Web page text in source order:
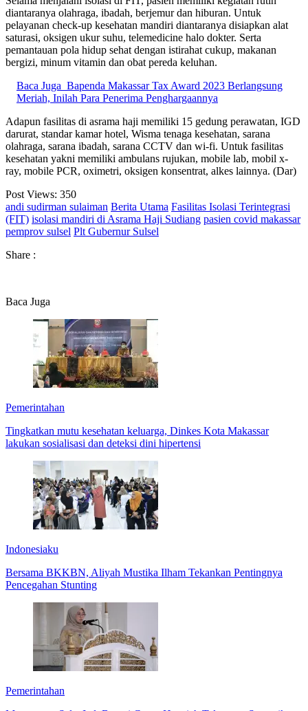
diantaranya olahraga, ibadah, berjemur dan hiburan. Untuk
pelayanan check-up kesehatan mandiri diantaranya disiapkan alat
saturasi, oksigen ukur suhu, telemedicine halo dokter. Serta
pemantauan pola hidup sehat dengan istirahat cukup, makanan
bergizi, minum vitamin dan obat pereda keluhan.
Baca Juga Bapenda Makassar Tax Award 2023 Berlangsung
Meriah, Inilah Para Penerima Penghargaannya
Adapun fasilitas di asrama haji memiliki 15 gedung perawatan, IGD
darurat, standar kamar hotel, Wisma tenaga kesehatan, sarana
olahraga, sarana ibadah, sarana CCTV dan wi-fi. Untuk fasilitas
kesehatan yakni memiliki ambulans rujukan, mobile lab, mobil x-
ray, mobile PCR, oximetri, oksigen konsentrat, alkes lainnya. (Dar)
Post Views: 350
andi sudirman sulaiman Berita Utama Fasilitas Isolasi Terintegrasi
(FIT) isolasi mandiri di Asrama Haji Sudiang pasien covid makassar
pemprov sulsel Plt Gubernur Sulsel
Share :
Baca Juga
Pemerintahan
Tingkatkan mutu kesehatan keluarga, Dinkes Kota Makassar
lakukan sosialisasi dan deteksi dini hipertensi
Indonesiaku
Bersama BKKBN, Aliyah Mustika Ilham Tekankan Pentingnya
Pencegahan Stunting
Pemerintahan